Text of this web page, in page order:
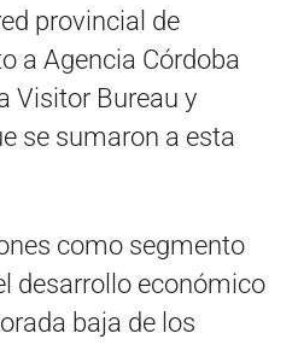
provincial de
a Agencia Córdoba
Visitor Bureau y
se sumaron a esta
como segmento
desarrollo económico
baja de los